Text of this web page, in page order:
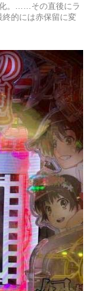
。……その直後にラ
終的には赤保留に変